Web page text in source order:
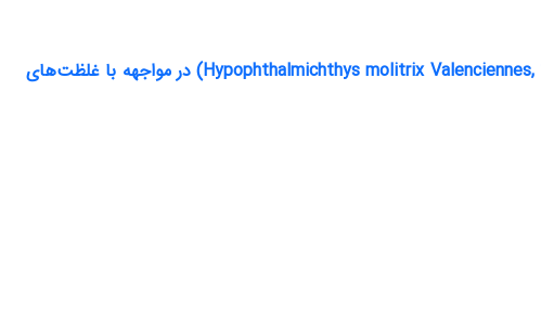
بررسی تغییرات شاخص‌های خون‌شناسی و بیوشیمیایی ماهی فیتوفاگ (Hypophthalmichthys molitrix Valenciennes, 1884) در مواجهه با غلظت‌های